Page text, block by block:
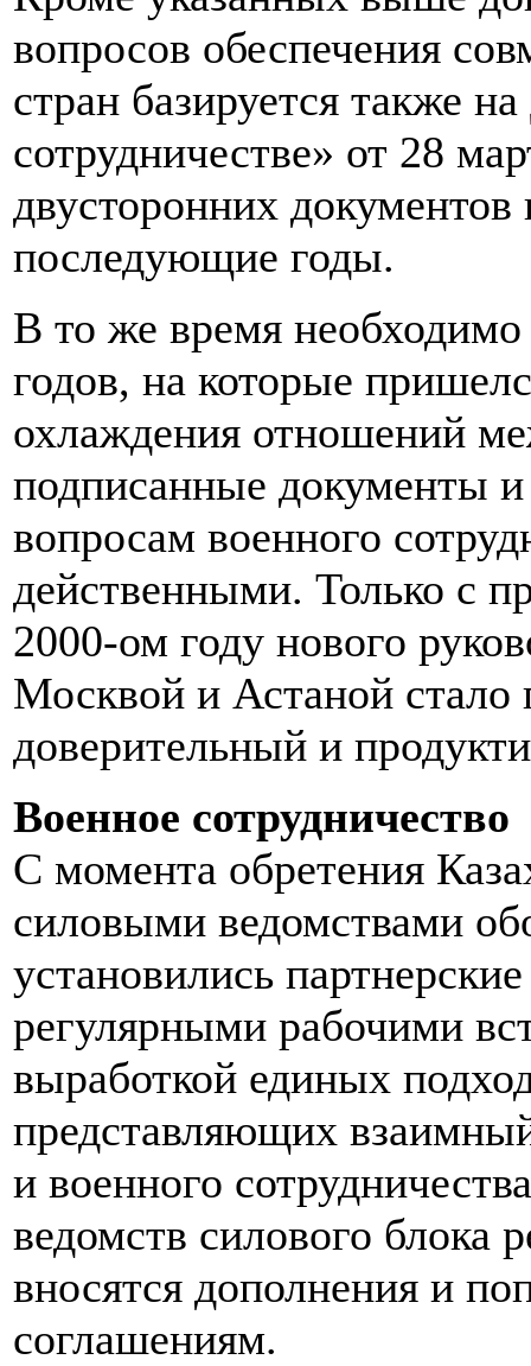
вопросов обеспечения
стран базируется также
сотрудничестве» от 28
двусторонних
последующие годы.
В то же время необходимо
годов, на которые
охлаждения отношений
подписанные документы
вопросам военного
действенными. Только с
2000-ом году нового
Москвой и Астаной стало
доверительный и
Военное сотрудничество
С момента обретения
силовыми ведомствами
установились
регулярными рабочими
выработкой единых
представляющих
и военного
ведомств силового блока
вносятся дополнения и
соглашениям.